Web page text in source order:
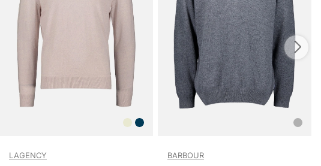
Tack för att du handlar i vår webbshop. Besök oss även i vår butik i
Vingåker.Läs mer på www.vfo.se
LAGENCY BARBOUR